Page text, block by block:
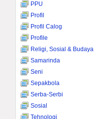
PPU
Profil
Profil Calog
Profile
Religi, Sosial & Budaya
Samarinda
Seni
Sepakbola
Serba-Serbi
Sosial
Tehnologi